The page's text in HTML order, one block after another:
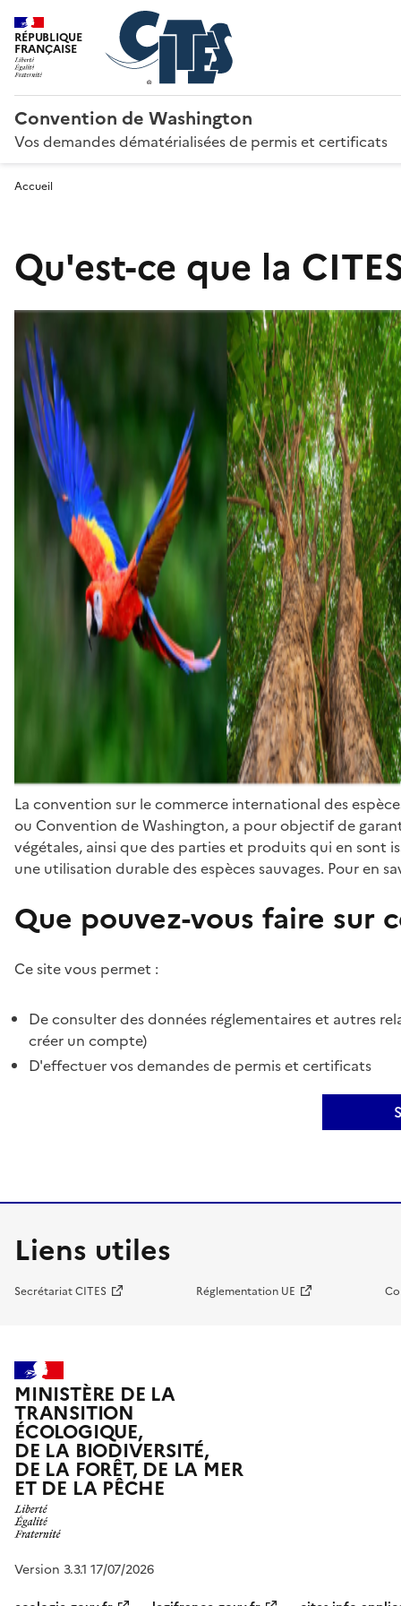
RÉPUBLIQUE
FRANÇAISE
Convention de Washington
Vos demandes dématérialisées de permis et certificats
Accueil
Qu'est-ce que la
La convention sur le commerce international des
ou Convention de Washington, a pour objectif de
végétales, ainsi que des parties et produits qui en sont
une utilisation durable des espèces sauvages. Pour en
Que pouvez-vous faire sur
Ce site vous permet :
De consulter des données réglementaires et autres
créer un compte)
D'effectuer vos demandes de permis et certificats
Liens utiles
Secrétariat CITES Réglementation UE
MINISTÈRE DE LA
TRANSITION
ÉCOLOGIQUE,
DE LA BIODIVERSITÉ,
DE LA FORÊT, DE LA MER
ET DE LA PÊCHE
Version 3.3.1 17/07/2026